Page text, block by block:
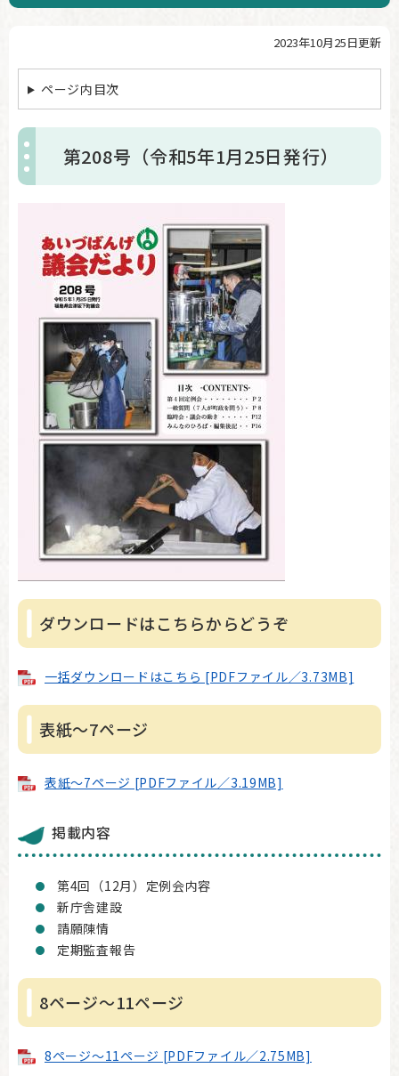
2023年10月25日更新
ページ内目次
第208号（令和5年1月25日発行）
ダウンロードはこちらからどうぞ
一括ダウンロードはこちら [PDFファイル／3.73MB]
表紙～7ページ
表紙～7ページ [PDFファイル／3.19MB]
掲載内容
第4回（12月）定例会内容
新庁舎建設
請願陳情
定期監査報告
8ページ～11ページ
8ページ～11ページ [PDFファイル／2.75MB]